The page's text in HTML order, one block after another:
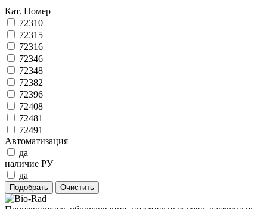
Кат. Номер
72310
72315
72316
72346
72348
72382
72396
72408
72481
72491
Автоматизация
да
наличие РУ
да